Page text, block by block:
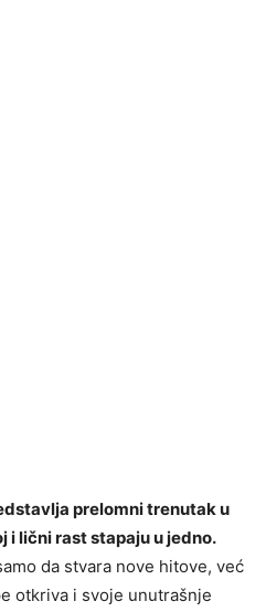
prelomni trenutak u
i lični rast stapaju u jedno.
da stvara nove hitove, već
otkriva i svoje unutrašnje